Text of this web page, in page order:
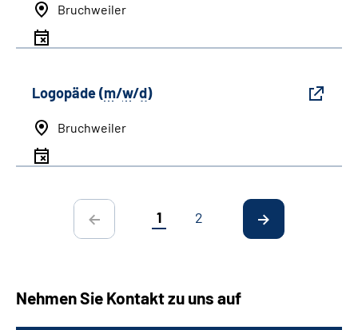
Bruchweiler
Logopäde (m/w/d)
Bruchweiler
1 2
Nehmen Sie Kontakt zu uns auf